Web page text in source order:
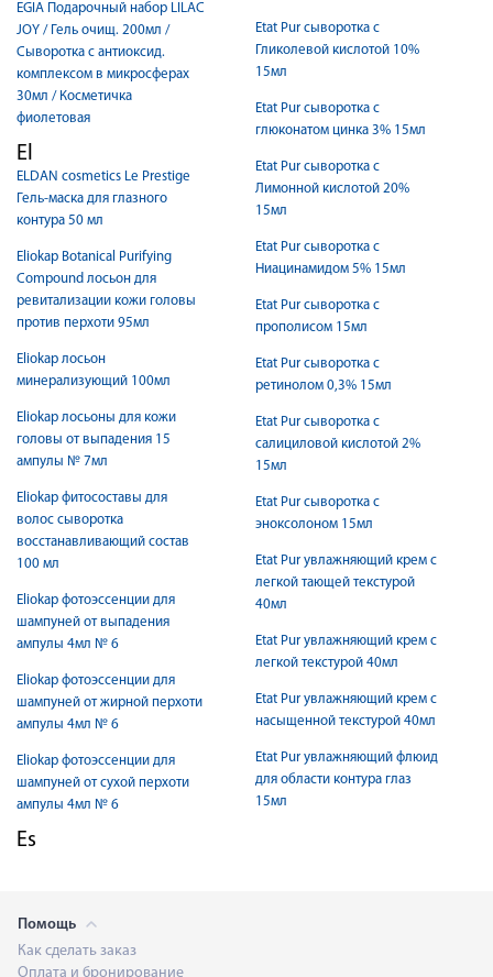
EGIA Подарочный набор LILAC
JOY / Гель очищ. 200мл /
Сыворотка с антиоксид.
комплексом в микросферах
30мл / Косметичка
фиолетовая
El
ELDAN cosmetics Le Prestige
Гель-маска для глазного
контура 50 мл
Eliokap Botanical Purifying
Compound лосьон для
ревитализации кожи головы
против перхоти 95мл
Eliokap лосьон
минерализующий 100мл
Eliokap лосьоны для кожи
головы от выпадения 15
ампулы № 7мл
Eliokap фитосоставы для
волос сыворотка
восстанавливающий состав
100 мл
Eliokap фотоэссенции для
шампуней от выпадения
ампулы 4мл № 6
Eliokap фотоэссенции для
шампуней от жирной перхоти
ампулы 4мл № 6
Eliokap фотоэссенции для
шампуней от сухой перхоти
ампулы 4мл № 6
Es
Etat Pur сыворотка с
Гликолевой кислотой 10%
15мл
Etat Pur сыворотка с
глюконатом цинка 3% 15мл
Etat Pur сыворотка с
Лимонной кислотой 20%
15мл
Etat Pur сыворотка с
Ниацинамидом 5% 15мл
Etat Pur сыворотка с
прополисом 15мл
Etat Pur сыворотка с
ретинолом 0,3% 15мл
Etat Pur сыворотка с
салициловой кислотой 2%
15мл
Etat Pur сыворотка с
эноксолоном 15мл
Etat Pur увлажняющий крем с
легкой тающей текстурой
40мл
Etat Pur увлажняющий крем с
легкой текстурой 40мл
Etat Pur увлажняющий крем с
насыщенной текстурой 40мл
Etat Pur увлажняющий флюид
для области контура глаз
15мл
Помощь
Как сделать заказ
Оплата и бронирование